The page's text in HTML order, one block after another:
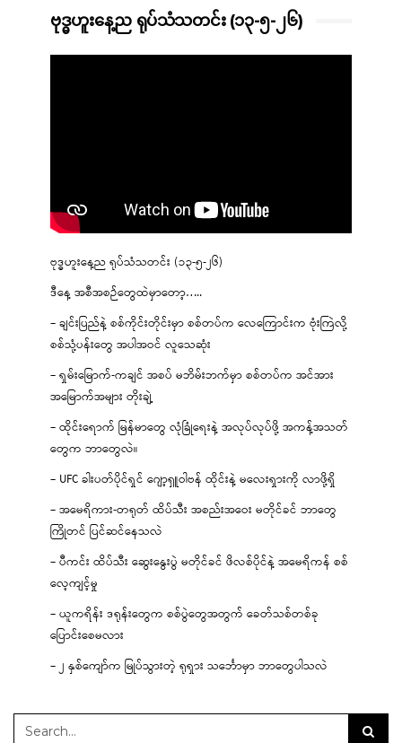
ဗုဒ္ဓဟူးနေ့ည ရုပ်သံသတင်း (၁၃-၅-၂၆)
ဗုဒ္ဓဟူးနေ့ည ရုပ်သံသတင်း (၁၃-၅-၂၆)
ဒီနေ့ အစီအစဉ်တွေထဲမှာတော့…..
– ချင်းပြည်နဲ့ စစ်ကိုင်းတိုင်းမှာ စစ်တပ်က လေကြောင်းက ဗုံးကြဲလို့
စစ်သုံ့ပန်းတွေ အပါအဝင် လူသေဆုံး
– ရှမ်းမြောက်-ကချင် အစပ် မဘိမ်းဘက်မှာ စစ်တပ်က အင်အား
အမြောက်အများ တိုးချဲ့
– ထိုင်းရောက် မြန်မာတွေ လုံခြုံရေးနဲ့ အလုပ်လုပ်ဖို့ အကန့်အသတ်
တွေက ဘာတွေလဲ။
– UFC ခါးပတ်ပိုင်ရှင် ဂျော့ရှူဝါဗန် ထိုင်းနဲ့ မလေးရှားကို လာဖို့ရှိ
– အမေရိကား-တရုတ် ထိပ်သီး အစည်းအဝေး မတိုင်ခင် ဘာတွေ
ကြိုတင် ပြင်ဆင်နေသလဲ
– ပီကင်း ထိပ်သီး ဆွေးနွေးပွဲ မတိုင်ခင် ဖိလစ်ပိုင်နဲ့ အမေရိကန် စစ်
လေ့ကျင့်မှု
– ယူကရိန်း ဒရုန်းတွေက စစ်ပွဲတွေအတွက် ခေတ်သစ်တစ်ခု
ပြောင်းစေမလား
– ၂ နှစ်ကျော်က မြုပ်သွားတဲ့ ရုရှား သင်္ဘောမှာ ဘာတွေပါသလဲ